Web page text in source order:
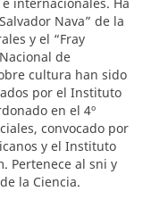
Nava” de la
y el “Fray
de
cultura han sido
por el Instituto
en el 4º
convocado por
y el Instituto
Pertenece al sni y
la Ciencia.